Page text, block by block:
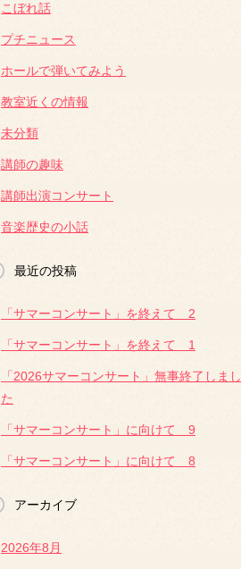
こぼれ話
プチニュース
ホールで弾いてみよう
教室近くの情報
未分類
講師の趣味
講師出演コンサート
音楽歴史の小話
最近の投稿
「サマーコンサート」を終えて 2
「サマーコンサート」を終えて 1
「2026サマーコンサート」無事終了しまし
た
「サマーコンサート」に向けて 9
「サマーコンサート」に向けて 8
アーカイブ
2026年8月